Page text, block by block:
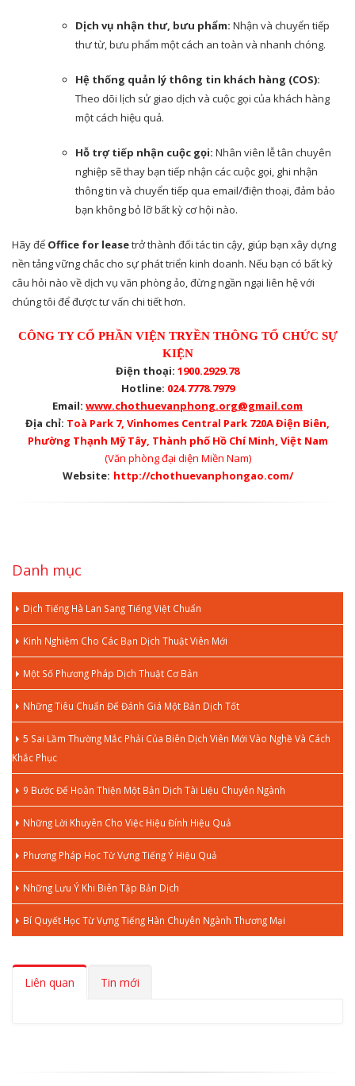
Dịch vụ nhận thư, bưu phẩm: Nhận và chuyển tiếp
thư từ, bưu phẩm một cách an toàn và nhanh chóng.
Hệ thống quản lý thông tin khách hàng (COS):
Theo dõi lịch sử giao dịch và cuộc gọi của khách hàng
một cách hiệu quả.
Hỗ trợ tiếp nhận cuộc gọi: Nhân viên lễ tân chuyên
nghiệp sẽ thay bạn tiếp nhận các cuộc gọi, ghi nhận
thông tin và chuyển tiếp qua email/điện thoại, đảm bảo
bạn không bỏ lỡ bất kỳ cơ hội nào.
Hãy để Office for leasetrở thành đối tác tin cậy, giúp bạn xây dựng
nền tảng vững chắc cho sự phát triển kinh doanh. Nếu bạn có bất kỳ
câu hỏi nào về dịch vụ văn phòng ảo, đừng ngần ngại liên hệ với
chúng tôi để được tư vấn chi tiết hơn.
CÔNG TY CỔ PHẦN VIỆN TRYỀN THÔNG TỔ CHỨC SỰ
KIỆN
Điện thoại: 1900.2929.78
Hotline: 024.7778.7979
Email: www.chothuevanphong.org@gmail.com
Địa chỉ: Toà Park 7, Vinhomes Central Park 720A Điện Biên,
Phường Thạnh Mỹ Tây, Thành phố Hồ Chí Minh, Việt Nam
(Văn phòng đại diện Miền Nam)
Website: http://chothuevanphongao.com/
Danh mục
Dịch Tiếng Hà Lan Sang Tiếng Việt Chuẩn
Kinh Nghiệm Cho Các Bạn Dịch Thuật Viên Mới
Một Số Phương Pháp Dịch Thuật Cơ Bản
Những Tiêu Chuẩn Để Đánh Giá Một Bản Dịch Tốt
5 Sai Lầm Thường Mắc Phải Của Biên Dịch Viên Mới Vào Nghề Và Cách
Khắc Phục
9 Bước Để Hoàn Thiện Một Bản Dịch Tài Liệu Chuyên Ngành
Những Lời Khuyên Cho Việc Hiệu Đính Hiệu Quả
Phương Pháp Học Từ Vựng Tiếng Ý Hiệu Quả
Những Lưu Ý Khi Biên Tập Bản Dịch
Bí Quyết Học Từ Vựng Tiếng Hàn Chuyên Ngành Thương Mại
Liên quan Tin mới